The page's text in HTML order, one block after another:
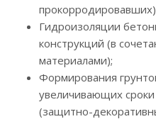
Гидроизоляции
конструкций (в
материалами);
Формирования
увеличивающих
(защитно-